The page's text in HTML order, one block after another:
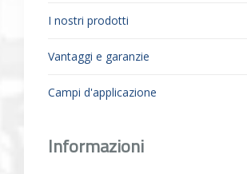
I nostri prodotti
Vantaggi e garanzie
Campi d'applicazione
Informazioni